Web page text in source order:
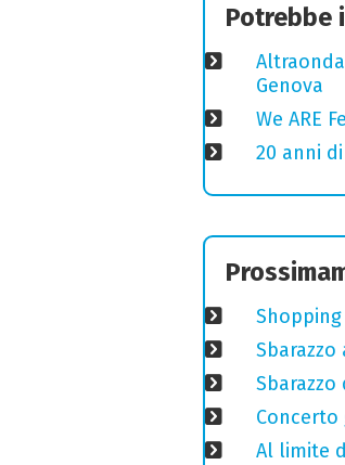
Potrebbe
Genova
We ARE
20 anni
Al limite